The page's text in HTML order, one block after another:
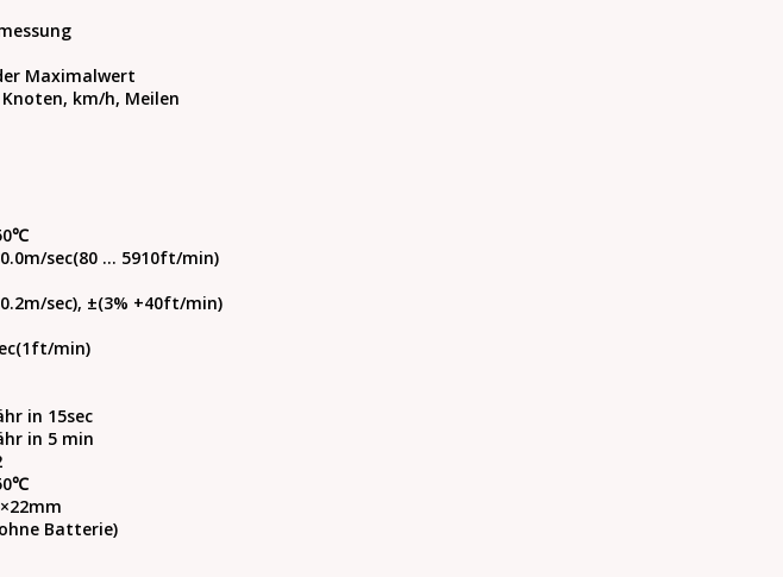
Maximalwert
km/h, Meilen
sec(80 ... 5910ft/min)
sec), ±(3% +40ft/min)
min)
in 15sec
in 5 min
Batterie)